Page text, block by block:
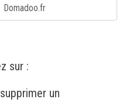
Domadoo.fr
sur :
un